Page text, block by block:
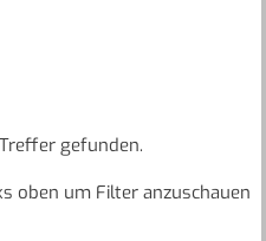
gefunden.
oben um Filter anzuschauen